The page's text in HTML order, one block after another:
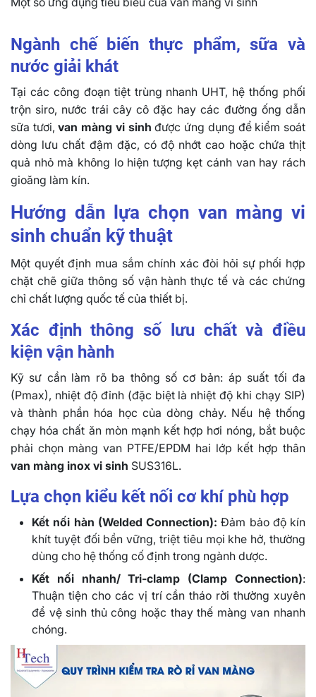
Ngành chế biến thực phẩm, sữa và
nước giải khát
Tại các công đoạn tiệt trùng nhanh UHT, hệ thống phối
trộn siro, nước trái cây cô đặc hay các đường ống dẫn
sữa tươi,van màng vi sinh được ứng dụng để kiểm soát
dòng lưu chất đậm đặc, có độ nhớt cao hoặc chứa thịt
quả nhỏ mà không lo hiện tượng kẹt cánh van hay rách
gioăng làm kín.
Hướng dẫn lựa chọn van màng vi
sinh chuẩn kỹ thuật
Một quyết định mua sắm chính xác đòi hỏi sự phối hợp
chặt chẽ giữa thông số vận hành thực tế và các chứng
chỉ chất lượng quốc tế của thiết bị.
Xác định thông số lưu chất và điều
kiện vận hành
Kỹ sư cần làm rõ ba thông số cơ bản: áp suất tối đa
(Pmax), nhiệt độ đỉnh (đặc biệt là nhiệt độ khi chạy SIP)
và thành phần hóa học của dòng chảy. Nếu hệ thống
chạy hóa chất ăn mòn mạnh kết hợp hơi nóng, bắt buộc
phải chọn màng van PTFE/EPDM hai lớp kết hợp thân
van màng inox vi sinh SUS316L.
Lựa chọn kiểu kết nối cơ khí phù hợp
Kết nối hàn (Welded Connection): Đảm bảo độ kín
khít tuyệt đối bền vững, triệt tiêu mọi khe hở, thường
dùng cho hệ thống cố định trong ngành dược.
Kết nối nhanh/ Tri-clamp (Clamp Connection):
Thuận tiện cho các vị trí cần tháo rời thường xuyên
để vệ sinh thủ công hoặc thay thế màng van nhanh
chóng.